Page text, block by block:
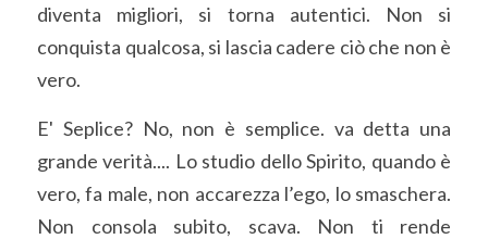
diventa migliori, si torna autentici. Non si
conquista qualcosa, si lascia cadere ciò che non è
vero.
E' Seplice? No, non è semplice. va detta una
grande verità.... Lo studio dello Spirito, quando è
vero, fa male, non accarezza l’ego, lo smaschera.
Non consola subito, scava. Non ti rende